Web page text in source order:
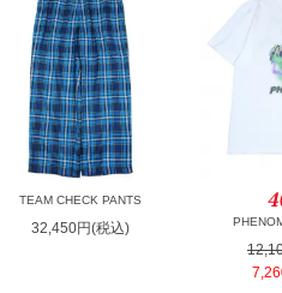
TEAM CHECK PANTS
32,450円(税込)